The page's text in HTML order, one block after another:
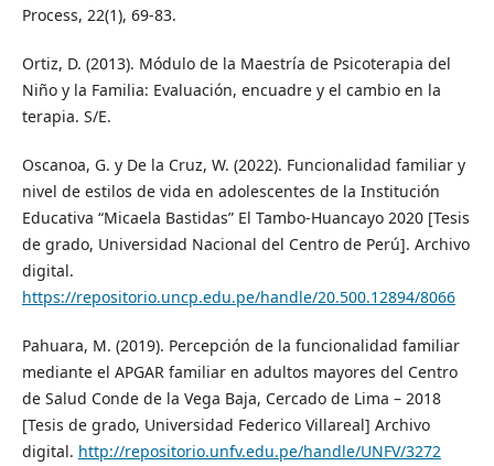
Process, 22(1), 69-83.
Ortiz, D. (2013). Módulo de la Maestría de Psicoterapia del
Niño y la Familia: Evaluación, encuadre y el cambio en la
terapia. S/E.
Oscanoa, G. y De la Cruz, W. (2022). Funcionalidad familiar y
nivel de estilos de vida en adolescentes de la Institución
Educativa “Micaela Bastidas” El Tambo-Huancayo 2020 [Tesis
de grado, Universidad Nacional del Centro de Perú]. Archivo
digital.
https://repositorio.uncp.edu.pe/handle/20.500.12894/8066
Pahuara, M. (2019). Percepción de la funcionalidad familiar
mediante el APGAR familiar en adultos mayores del Centro
de Salud Conde de la Vega Baja, Cercado de Lima – 2018
[Tesis de grado, Universidad Federico Villareal] Archivo
digital. http://repositorio.unfv.edu.pe/handle/UNFV/3272